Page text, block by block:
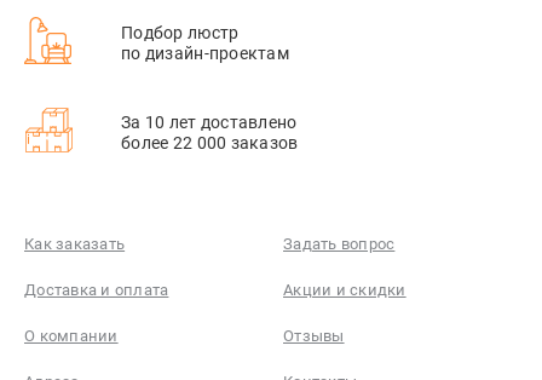
Подбор люстр
по дизайн-проектам
За 10 лет доставлено
более 22 000 заказов
Как заказать Задать вопрос
Доставка и оплата Акции и скидки
О компании Отзывы